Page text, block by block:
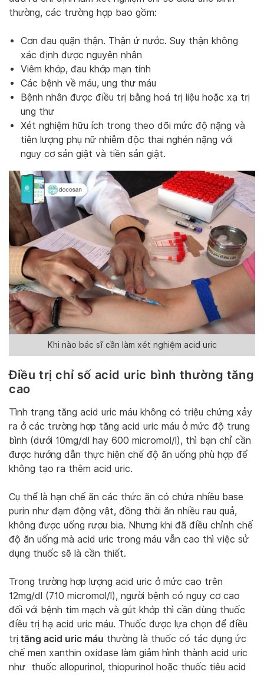
thường, các trường hợp bao gồm:
Cơn đau quặn thận. Thận ứ nước. Suy thận không
xác định được nguyên nhân
Viêm khớp, đau khớp mạn tính
Các bệnh về máu, ung thư máu
Bệnh nhân được điều trị bằng hoá trị liệu hoặc xạ trị
ung thư
Xét nghiệm hữu ích trong theo dõi mức độ nặng và
tiên lượng phụ nữ nhiễm độc thai nghén nặng với
nguy cơ sản giật và tiền sản giật.
Khi nào bác sĩ cần làm xét nghiệm acid uric
Điều trị chỉ số acid uric bình thường tăng
cao
Tình trạng tăng acid uric máu không có triệu chứng xảy
ra ở các trường hợp tăng acid uric máu ở mức độ trung
bình (dưới 10mg/dl hay 600 micromol/l), thì bạn chỉ cần
được hướng dẫn thực hiện chế độ ăn uống phù hợp để
không tạo ra thêm acid uric.
Cụ thể là hạn chế ăn các thức ăn có chứa nhiều base
purin như đạm động vật, đồng thời ăn nhiều rau quả,
không được uống rượu bia. Nhưng khi đã điều chỉnh chế
độ ăn uống mà acid uric trong máu vẫn cao thì việc sử
dụng thuốc sẽ là cần thiết.
Trong trường hợp lượng acid uric ở mức cao trên
12mg/dl (710 micromol/l), người bệnh có nguy cơ cao
đối với bệnh tim mạch và gút khớp thì cần dùng thuốc
điều trị hạ acid uric máu. Thuốc được lựa chọn để điều
trị tăng acid uric máu thường là thuốc có tác dụng ức
chế men xanthin oxidase làm giảm hình thành acid uric
như thuốc allopurinol, thiopurinol hoặc thuốc tiêu acid